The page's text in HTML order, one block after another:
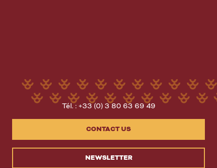
Tél. : +33 (0) 3 80 63 69 49
CONTACT US
NEWSLETTER